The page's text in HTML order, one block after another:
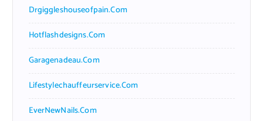
Drgiggleshouseofpain.com
Hotflashdesigns.com
Garagenadeau.com
Lifestylechauffeurservice.com
EverNewNails.com